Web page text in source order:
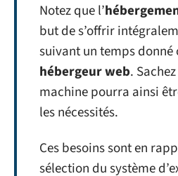
Notez que l’
but de s’offrir
suivant un temps donné
hébergeur web.
machine pourra ainsi
les nécessités.
Ces besoins sont en
sélection du système